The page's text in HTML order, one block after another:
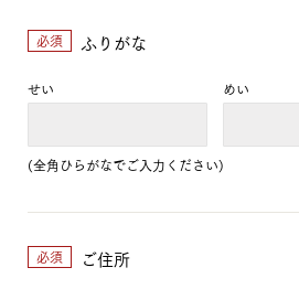
必須 ふりがな
せい めい
(全角ひらがなでご入力ください)
必須 ご住所